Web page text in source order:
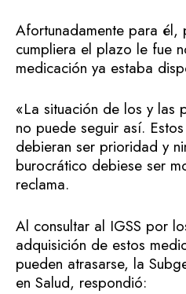
Afortunadamente para
cumpliera el plazo le fue
medicación ya estaba
«La situación de los y las
no puede seguir así.
debieran ser prioridad y
burocrático debiese ser
reclama.
Al consultar al IGSS por
adquisición de estos
pueden atrasarse, la
en Salud, respondió: